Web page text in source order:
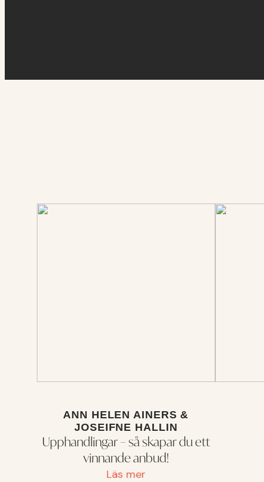
ANN HELEN AINERS &
JOSEIFNE HALLIN
Upphandlingar – så skapar du ett
vinnande anbud!
Läs mer